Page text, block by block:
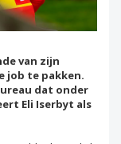
van zijn
job te pakken.
dat onder
Eli Iserbyt als